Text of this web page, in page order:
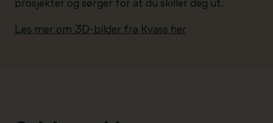
prosjekter og sørger for at du skiller deg ut.
Les mer om 3D-bilder fra Kvass her